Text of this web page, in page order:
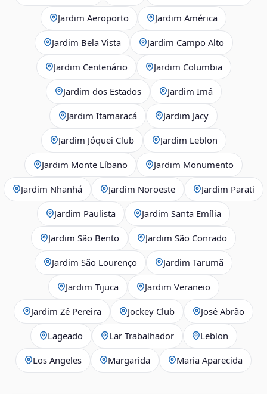
Jardim Aeroporto Jardim América
Jardim Bela Vista Jardim Campo Alto
Jardim Centenário Jardim Columbia
Jardim dos Estados Jardim Imá
Jardim Itamaracá Jardim Jacy
Jardim Jóquei Club Jardim Leblon
Jardim Monte Líbano Jardim Monumento
Jardim Nhanhá Jardim Noroeste Jardim Parati
Jardim Paulista Jardim Santa Emília
Jardim São Bento Jardim São Conrado
Jardim São Lourenço Jardim Tarumã
Jardim Tijuca Jardim Veraneio
Jardim Zé Pereira Jockey Club José Abrão
Lageado Lar Trabalhador Leblon
Los Angeles Margarida Maria Aparecida